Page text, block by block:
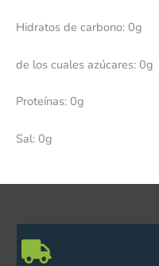
Hidratos de carbono: 0g
de los cuales azúcares: 0g
Proteínas: 0g
Sal: 0g